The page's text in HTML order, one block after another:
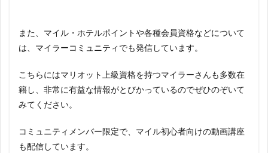
また、マイル・ホテルポイントや各種会員資格などについて
は、マイラーコミュニティでも発信しています。
こちらにはマリオット上級資格を持つマイラーさんも多数在
籍し、非常に有益な情報がとびかっているのでぜひのぞいて
みてください。
コミュニティメンバー限定で、マイル初心者向けの動画講座
も配信しています。